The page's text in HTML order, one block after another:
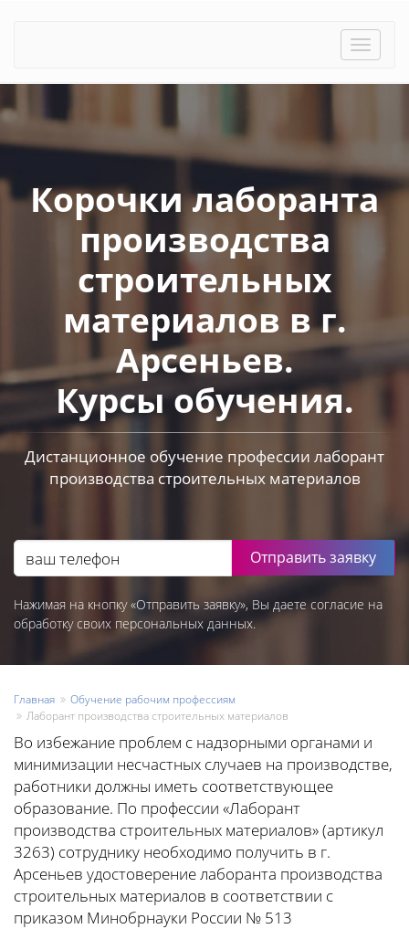
Toggle
Корочки лаборанта
производства
строительных
материалов в г.
Арсеньев.
Курсы обучения.
Дистанционное обучение профессии лаборант
производства строительных материалов
Отправить заявку
Нажимая на кнопку «Отправить заявку», Вы даете согласие на
обработку своих персональных данных.
Главная
Обучение рабочим профессиям
Лаборант производства строительных материалов
Во избежание проблем с надзорными органами и
минимизации несчастных случаев на производстве,
работники должны иметь соответствующее
образование. По профессии «Лаборант
производства строительных материалов» (артикул
3263) сотруднику необходимо получить в г.
Арсеньев удостоверение лаборанта производства
строительных материалов в соответствии с
приказом Минобрнауки России № 513